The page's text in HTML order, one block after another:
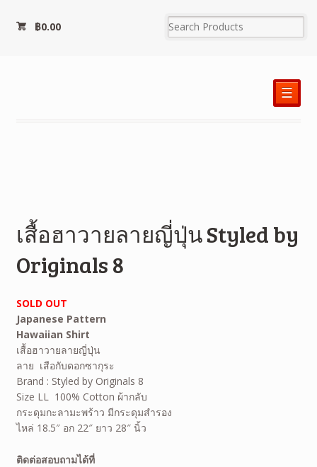
฿0.00
☰
เสื้อฮาวายลายญี่ปุ่น Styled by
Originals 8
SOLD OUT
Japanese Pattern
Hawaiian Shirt
เสื้อฮาวายลายญี่ปุ่น
ลาย เสือกับดอกซากุระ
Brand : Styled by Originals 8
Size LL 100% Cotton ผ้ากลับ
กระดุมกะลามะพร้าว มีกระดุมสำรอง
ไหล่ 18.5″ อก 22″ ยาว 28″ นิ้ว
ติดต่อสอบถามได้ที่